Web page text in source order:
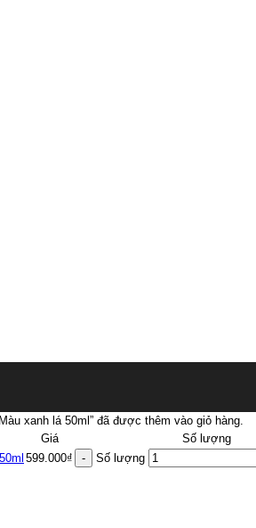
xanh lá 50ml” đã được thêm vào giỏ hàng.
Giá Số lượng
599.000₫ Số lượng